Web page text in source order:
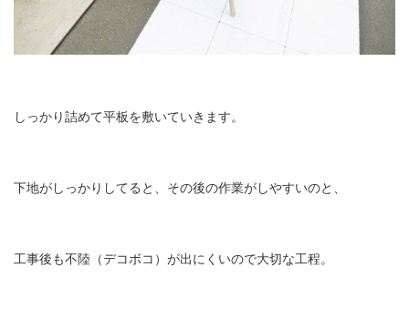
しっかり詰めて平板を敷いていきます。
下地がしっかりしてると、その後の作業がしやすいのと、
工事後も不陸（デコボコ）が出にくいので大切な工程。